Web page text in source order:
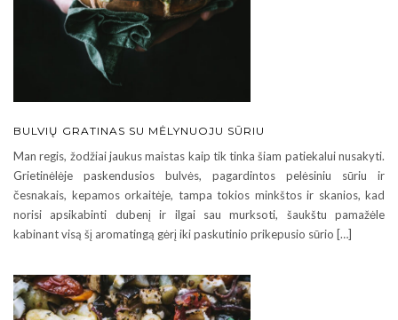
BULVIŲ GRATINAS SU MĖLYNUOJU SŪRIU
Man regis, žodžiai jaukus maistas kaip tik tinka šiam patiekalui nusakyti.
Grietinėlėje paskendusios bulvės, pagardintos pelėsiniu sūriu ir
česnakais, kepamos orkaitėje, tampa tokios minkštos ir skanios, kad
norisi apsikabinti dubenį ir ilgai sau murksoti, šaukštu pamažėle
kabinant visą šį aromatingą gėrį iki paskutinio prikepusio sūrio […]